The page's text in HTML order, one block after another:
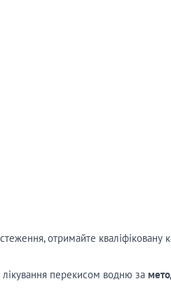
отримайте кваліфіковану
перекисом водню за